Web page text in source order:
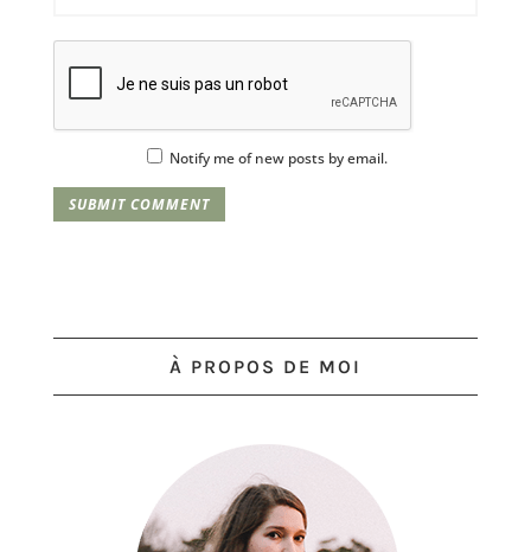
Notify me of new posts by email.
À PROPOS DE MOI